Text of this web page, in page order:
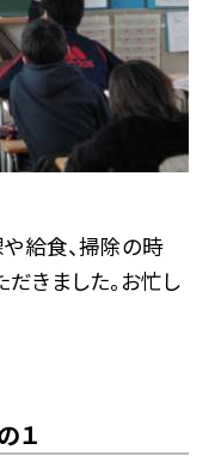
給食、掃除の時
きました。お忙し
１